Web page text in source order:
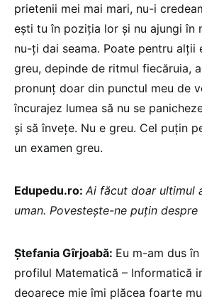
prietenii mei mai mari, nu-i
ești tu în poziția lor și nu ajungi în
nu-ți dai seama. Poate pentru alții
greu, depinde de ritmul fiecăruia,
pronunț doar din punctul meu de
încurajez lumea să nu se
și să învețe. Nu e greu. Cel puțin
un examen greu.
Edupedu.ro: Ai făcut doar ultimul
uman. Povestește-ne puțin
Ștefania Gîrjoabă: Eu m-am dus
profilul Matematică – Informatică
deoarece mie îmi plăcea foarte